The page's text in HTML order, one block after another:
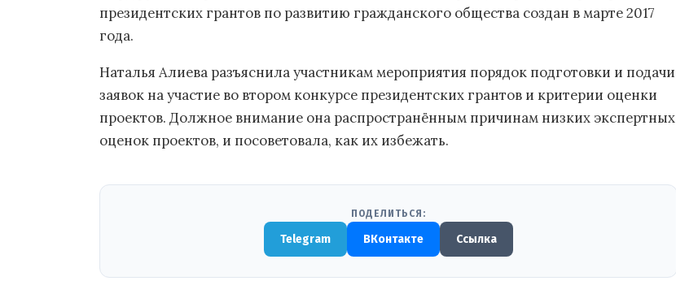
президентских грантов по развитию гражданского общества создан в марте 2017
года.
Наталья Алиева разъяснила участникам мероприятия порядок подготовки и подачи
заявок на участие во втором конкурсе президентских грантов и критерии оценки
проектов. Должное внимание она распространённым причинам низких экспертных
оценок проектов, и посоветовала, как их избежать.
ПОДЕЛИТЬСЯ:
Telegram ВКонтакте Ссылка